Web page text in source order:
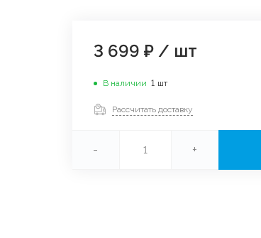
3 699 ₽ / шт
В наличии 1 шт
Рассчитать доставку
- +